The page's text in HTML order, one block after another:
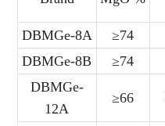
DBMGe-8A
≥74
DBMGe-8B
≥74
DBMGe-
12A
≥66